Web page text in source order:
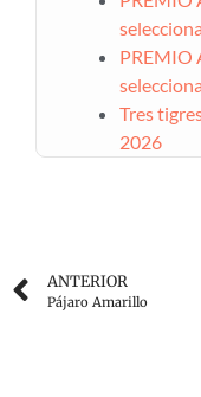
PREMIO
Tres
2026
ANTERIOR
Pájaro Amarillo